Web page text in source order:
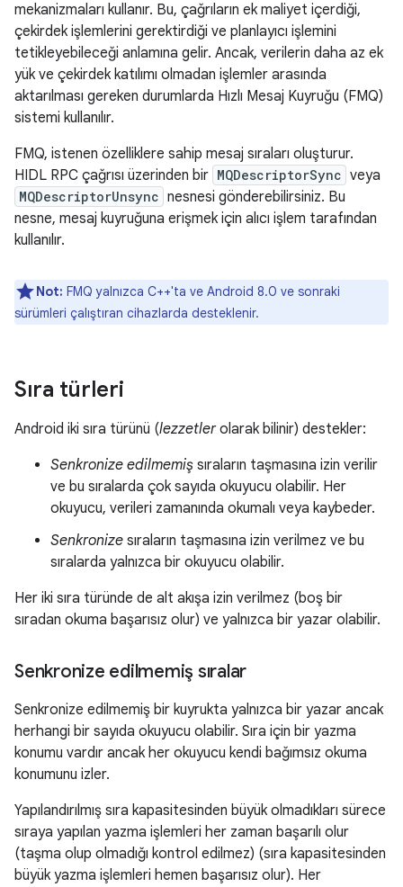
mekanizmaları kullanır. Bu, çağrıların ek maliyet içerdiği,
çekirdek işlemlerini gerektirdiği ve planlayıcı işlemini
tetikleyebileceği anlamına gelir. Ancak, verilerin daha az ek
yük ve çekirdek katılımı olmadan işlemler arasında
aktarılması gereken durumlarda Hızlı Mesaj Kuyruğu (FMQ)
sistemi kullanılır.
FMQ, istenen özelliklere sahip mesaj sıraları oluşturur.
HIDL RPC çağrısı üzerinden bir MQDescriptorSync veya
MQDescriptorUnsync nesnesi gönderebilirsiniz. Bu
nesne, mesaj kuyruğuna erişmek için alıcı işlem tarafından
kullanılır.
Not: FMQ yalnızca C++'ta ve Android 8.0 ve sonraki
sürümleri çalıştıran cihazlarda desteklenir.
Sıra türleri
Android iki sıra türünü (lezzetlerolarak bilinir) destekler:
Senkronize edilmemiş sıraların taşmasına izin verilir
ve bu sıralarda çok sayıda okuyucu olabilir. Her
okuyucu, verileri zamanında okumalı veya kaybeder.
Senkronize sıraların taşmasına izin verilmez ve bu
sıralarda yalnızca bir okuyucu olabilir.
Her iki sıra türünde de alt akışa izin verilmez (boş bir
sıradan okuma başarısız olur) ve yalnızca bir yazar olabilir.
Senkronize edilmemiş sıralar
Senkronize edilmemiş bir kuyrukta yalnızca bir yazar ancak
herhangi bir sayıda okuyucu olabilir. Sıra için bir yazma
konumu vardır ancak her okuyucu kendi bağımsız okuma
konumunu izler.
Yapılandırılmış sıra kapasitesinden büyük olmadıkları sürece
sıraya yapılan yazma işlemleri her zaman başarılı olur
(taşma olup olmadığı kontrol edilmez) (sıra kapasitesinden
büyük yazma işlemleri hemen başarısız olur). Her